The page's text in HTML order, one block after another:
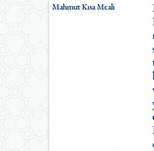
Mahmut Kısa Meali